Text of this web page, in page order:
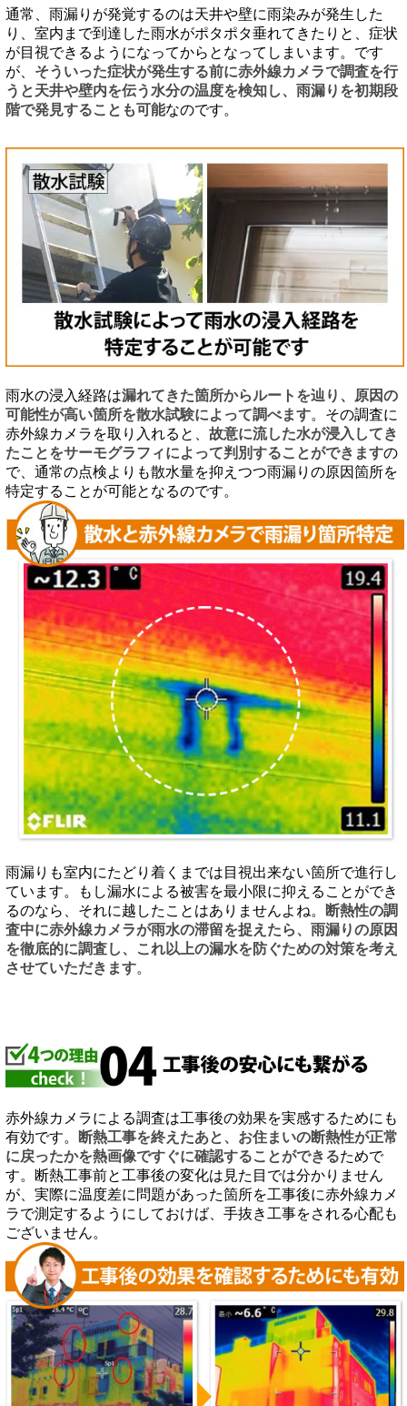
通常、雨漏りが発覚するのは天井や壁に雨染みが発生した
り、室内まで到達した雨水がポタポタ垂れてきたりと、症状
が目視できるようになってからとなってしまいます。です
が、 そういった症状が発生する前に赤外線カメラで調査を行
うと天井や壁内を伝う水分の温度を検知し、雨漏りを初期段
階で発見することも可能なのです。
雨水の浸入経路は漏れてきた箇所からルートを辿り、原因の
可能性が高い箇所を散水試験によって調べます。その調査に
赤外線カメラを取り入れると、 故意に流した水が浸入してき
たことをサーモグラフィによって判別することができますの
で、通常の点検よりも散水量を抑えつつ雨漏りの原因箇所を
特定することが可能となるのです。
雨漏りも室内にたどり着くまでは目視出来ない箇所で進行し
ています。もし漏水による被害を最小限に抑えることができ
るのなら、それに越したことはありませんよね。
断熱性の調
査中に赤外線カメラが雨水の滞留を捉えたら、雨漏りの原因
を徹底的に調査し、これ以上の漏水を防ぐための対策を考え
させていただきます。
赤外線カメラによる調査は工事後の効果を実感するためにも
有効です。
断熱工事を終えたあと、お住まいの断熱性が正常
に戻ったかを熱画像ですぐに確認することができるためで
す。断熱工事前と工事後の変化は見た目では分かりません
が、実際に温度差に問題があった箇所を工事後に赤外線カメ
ラで測定するようにしておけば、手抜き工事をされる心配も
ございません。